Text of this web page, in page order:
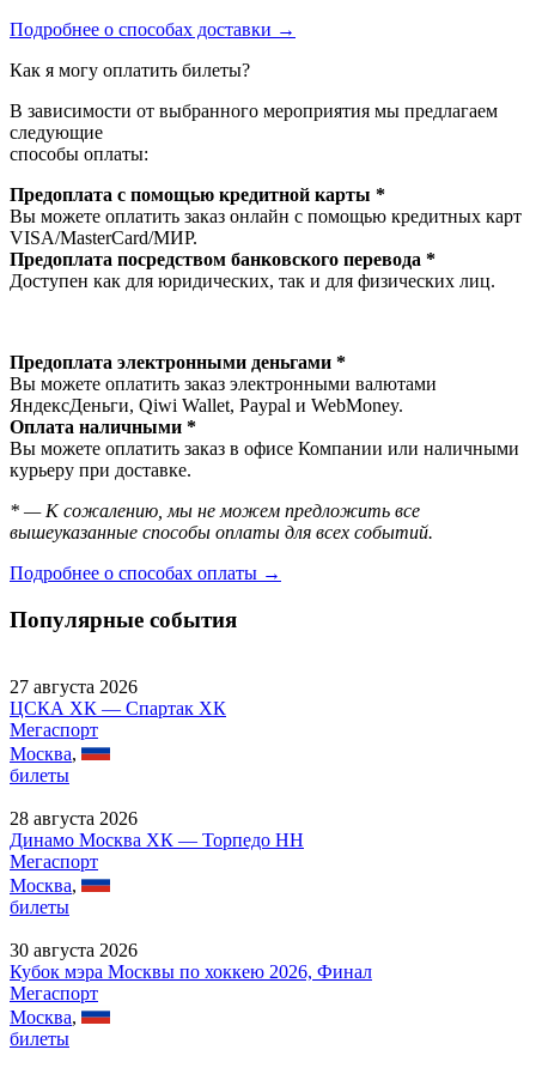
Подробнее о способах доставки →
Как я могу оплатить билеты?
В зависимости от выбранного мероприятия мы предлагаем
следующие
способы оплаты:
Предоплата с помощью кредитной карты *
Вы можете оплатить заказ онлайн с помощью кредитных карт
VISA/MasterСard/МИР.
Предоплата посредством банковского перевода *
Доступен как для юридических, так и для физических лиц.
Предоплата электронными деньгами *
Вы можете оплатить заказ электронными валютами
ЯндексДеньги, Qiwi Wallet, Paypal и WebMoney.
Оплата наличными *
Вы можете оплатить заказ в офисе Компании или наличными
курьеру при доставке.
* — К сожалению, мы не можем предложить все
вышеуказанные способы оплаты для всех событий.
Подробнее о способах оплаты →
Популярные события
27 августа 2026
ЦСКА ХК — Спартак ХК
Мегаспорт
Москва,
билеты
28 августа 2026
Динамо Москва ХК — Торпедо НН
Мегаспорт
Москва,
билеты
30 августа 2026
Кубок мэра Москвы по хоккею 2026, Финал
Мегаспорт
Москва,
билеты